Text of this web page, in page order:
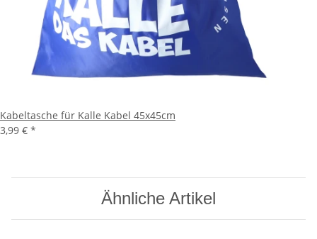
Kabeltasche für Kalle Kabel 45x45cm
3,99 € *
Ähnliche Artikel